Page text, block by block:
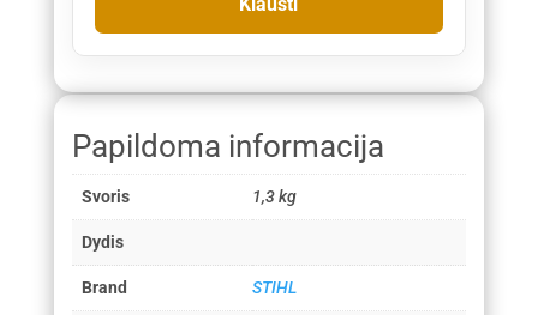
Papildoma informacija
Svoris 1,3 kg
Dydis
Brand STIHL